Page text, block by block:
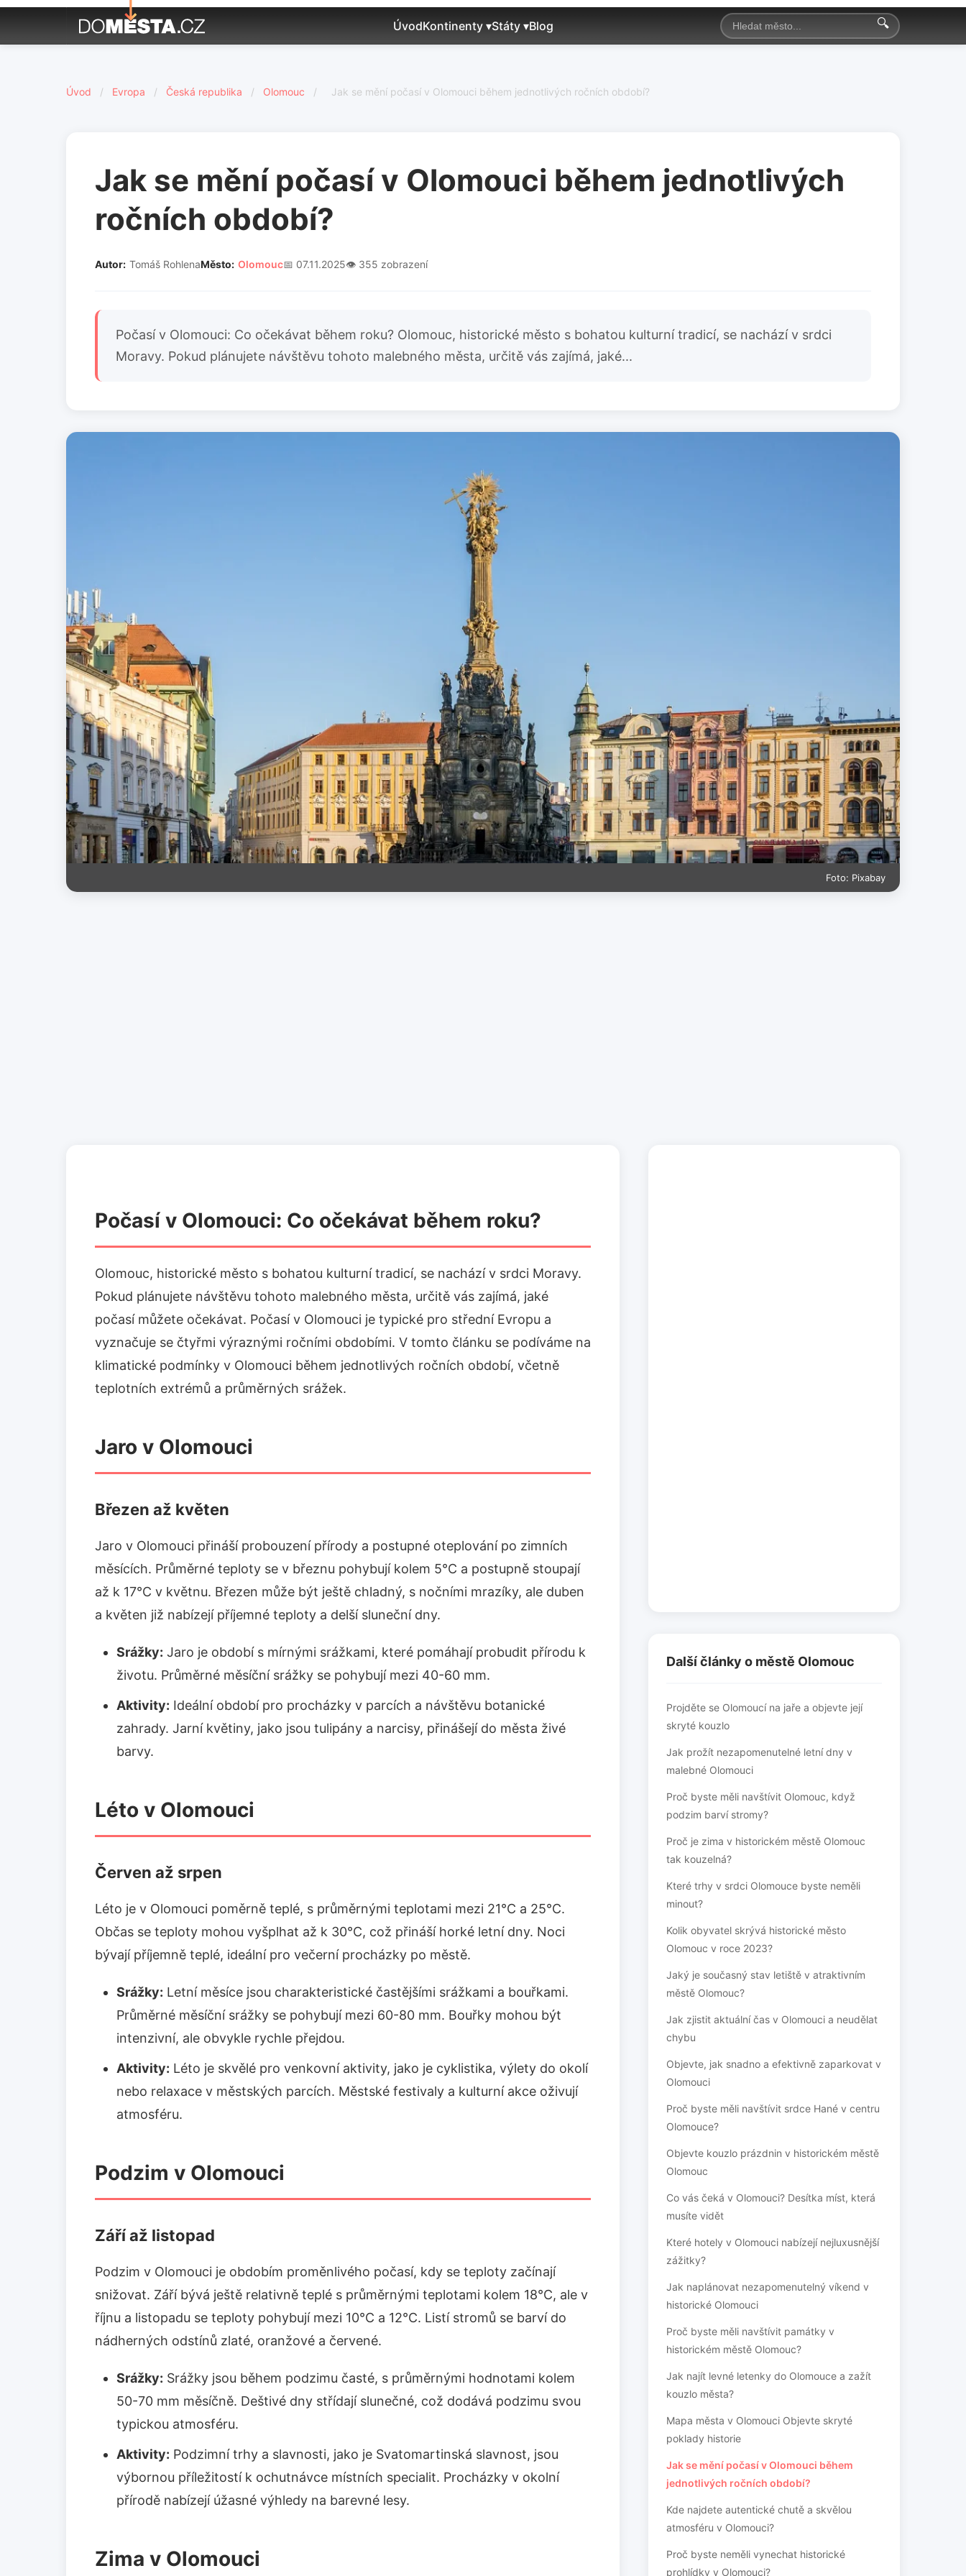
ÚvodKontinenty ▾Státy ▾Blog 🔍
Úvod / Evropa / Česká republika / Olomouc / Jak se mění počasí v Olomouci během jednotlivých ročních období?
Jak se mění počasí v Olomouci během jednotlivých
ročních období?
Autor: Tomáš RohlenaMěsto: Olomouc📅 07.11.2025👁️ 355 zobrazení
Počasí v Olomouci: Co očekávat během roku? Olomouc, historické město s bohatou kulturní tradicí, se nachází v srdci
Moravy. Pokud plánujete návštěvu tohoto malebného města, určitě vás zajímá, jaké...
Foto: Pixabay
Počasí v Olomouci: Co očekávat během roku?
Olomouc, historické město s bohatou kulturní tradicí, se nachází v srdci Moravy.
Pokud plánujete návštěvu tohoto malebného města, určitě vás zajímá, jaké
počasí můžete očekávat. Počasí v Olomouci je typické pro střední Evropu a
vyznačuje se čtyřmi výraznými ročními obdobími. V tomto článku se podíváme na
klimatické podmínky v Olomouci během jednotlivých ročních období, včetně
teplotních extrémů a průměrných srážek.
Jaro v Olomouci
Březen až květen
Jaro v Olomouci přináší probouzení přírody a postupné oteplování po zimních
měsících. Průměrné teploty se v březnu pohybují kolem 5°C a postupně stoupají
až k 17°C v květnu. Březen může být ještě chladný, s nočními mrazíky, ale duben
a květen již nabízejí příjemné teploty a delší sluneční dny.
Srážky: Jaro je období s mírnými srážkami, které pomáhají probudit přírodu k
životu. Průměrné měsíční srážky se pohybují mezi 40-60 mm.
Aktivity: Ideální období pro procházky v parcích a návštěvu botanické
zahrady. Jarní květiny, jako jsou tulipány a narcisy, přinášejí do města živé
barvy.
Léto v Olomouci
Červen až srpen
Léto je v Olomouci poměrně teplé, s průměrnými teplotami mezi 21°C a 25°C.
Občas se teploty mohou vyšplhat až k 30°C, což přináší horké letní dny. Noci
bývají příjemně teplé, ideální pro večerní procházky po městě.
Srážky: Letní měsíce jsou charakteristické častějšími srážkami a bouřkami.
Průměrné měsíční srážky se pohybují mezi 60-80 mm. Bouřky mohou být
intenzivní, ale obvykle rychle přejdou.
Aktivity: Léto je skvělé pro venkovní aktivity, jako je cyklistika, výlety do okolí
nebo relaxace v městských parcích. Městské festivaly a kulturní akce oživují
atmosféru.
Podzim v Olomouci
Září až listopad
Podzim v Olomouci je obdobím proměnlivého počasí, kdy se teploty začínají
snižovat. Září bývá ještě relativně teplé s průměrnými teplotami kolem 18°C, ale v
říjnu a listopadu se teploty pohybují mezi 10°C a 12°C. Listí stromů se barví do
nádherných odstínů zlaté, oranžové a červené.
Srážky: Srážky jsou během podzimu časté, s průměrnými hodnotami kolem
50-70 mm měsíčně. Deštivé dny střídají slunečné, což dodává podzimu svou
typickou atmosféru.
Aktivity: Podzimní trhy a slavnosti, jako je Svatomartinská slavnost, jsou
výbornou příležitostí k ochutnávce místních specialit. Procházky v okolní
přírodě nabízejí úžasné výhledy na barevné lesy.
Zima v Olomouci
Další články o městě Olomouc
Projděte se Olomoucí na jaře a objevte její
skryté kouzlo
Jak prožít nezapomenutelné letní dny v
malebné Olomouci
Proč byste měli navštívit Olomouc, když
podzim barví stromy?
Proč je zima v historickém městě Olomouc
tak kouzelná?
Které trhy v srdci Olomouce byste neměli
minout?
Kolik obyvatel skrývá historické město
Olomouc v roce 2023?
Jaký je současný stav letiště v atraktivním
městě Olomouc?
Jak zjistit aktuální čas v Olomouci a neudělat
chybu
Objevte, jak snadno a efektivně zaparkovat v
Olomouci
Proč byste měli navštívit srdce Hané v centru
Olomouce?
Objevte kouzlo prázdnin v historickém městě
Olomouc
Co vás čeká v Olomouci? Desítka míst, která
musíte vidět
Které hotely v Olomouci nabízejí nejluxusnější
zážitky?
Jak naplánovat nezapomenutelný víkend v
historické Olomouci
Proč byste měli navštívit památky v
historickém městě Olomouc?
Jak najít levné letenky do Olomouce a zažít
kouzlo města?
Mapa města v Olomouci Objevte skryté
poklady historie
Jak se mění počasí v Olomouci během
jednotlivých ročních období?
Kde najdete autentické chutě a skvělou
atmosféru v Olomouci?
Proč byste neměli vynechat historické
prohlídky v Olomouci?